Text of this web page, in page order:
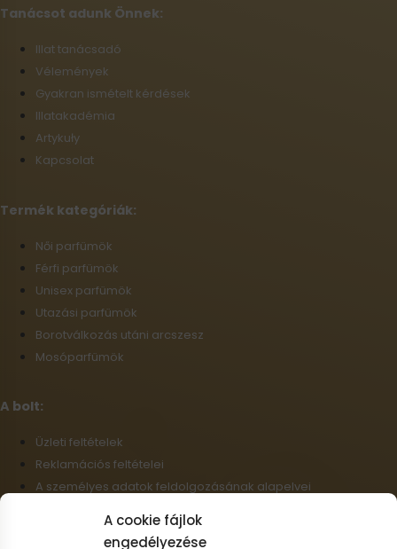
A cookie fájlok
engedélyezése
Tanácsot adunk Önnek:
Illat tanácsadó
Vélemények
Gyakran ismételt kérdések
Illatakadémia
Artykuły
Kapcsolat
Termék kategóriák:
Női parfümök
Férfi parfümök
Unisex parfümök
Utazási parfümök
Borotválkozás utáni arcszesz
Mosóparfümök
A bolt:
Üzleti feltételek
Reklamációs feltételei
A személyes adatok feldolgozásának alapelvei
Cookie-fájlok